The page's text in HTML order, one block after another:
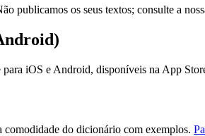
publicamos os seus textos; consulte a
iOS e Android, disponíveis na App
comodidade do dicionário com exemplos.